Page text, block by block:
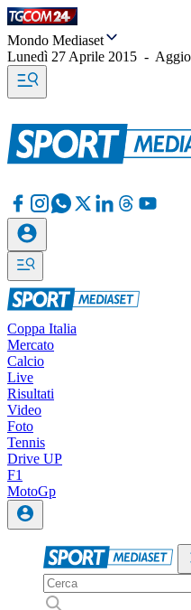
Mondo Mediaset
Lunedì 27 Aprile 2015 -
Coppa Italia
Mercato
Calcio
Live
Risultati
Video
Foto
Tennis
Drive UP
F1
MotoGp